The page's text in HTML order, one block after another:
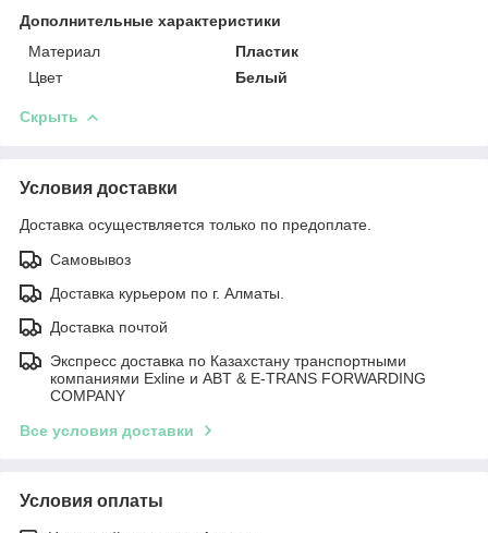
Дополнительные характеристики
Материал
Пластик
Цвет
Белый
Скрыть
Условия доставки
Доставка осуществляется только по предоплате.
Самовывоз
Доставка курьером по г. Алматы.
Доставка почтой
Экспресс доставка по Казахстану транспортными
компаниями Exline и ABT & E-TRANS FORWARDING
COMPANY
Все условия доставки
Условия оплаты